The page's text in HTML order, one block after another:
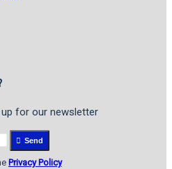
for our newsletter
Send
Privacy Policy